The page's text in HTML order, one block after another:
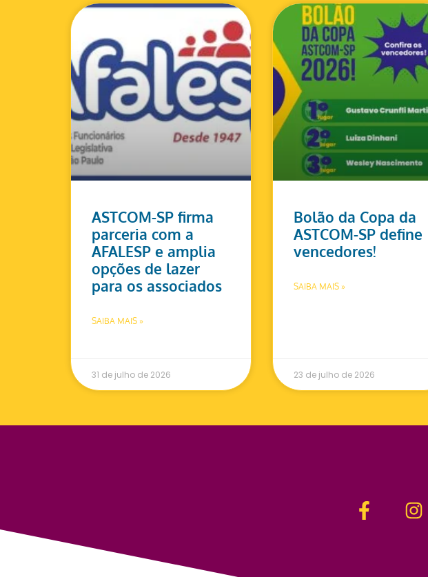
ASTCOM-SP firma
parceria com a
AFALESP e amplia
opções de lazer
para os associados
SAIBA MAIS »
31 de julho de 2026
Bolão da Copa da
ASTCOM-SP define
vencedores!
SAIBA MAIS »
23 de julho de 2026